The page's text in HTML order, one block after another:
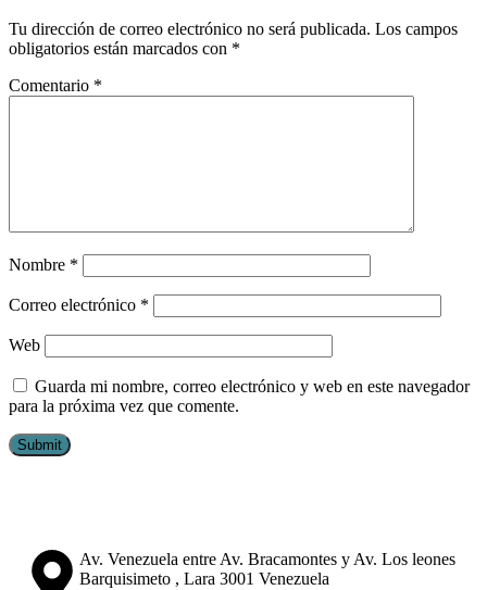
Tu dirección de correo electrónico no será publicada. Los campos
obligatorios están marcados con *
Comentario *
Nombre *
Correo electrónico *
Web
Guarda mi nombre, correo electrónico y web en este navegador
para la próxima vez que comente.
Av. Venezuela entre Av. Bracamontes y Av. Los leones
Barquisimeto , Lara 3001 Venezuela